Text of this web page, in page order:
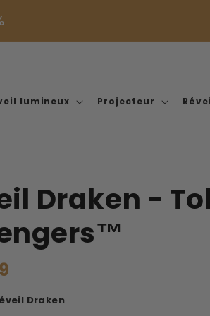
lumineux Projecteur
Draken -
Draken